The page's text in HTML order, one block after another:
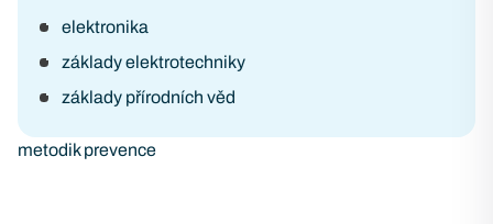
elektronika
základy elektrotechniky
základy přírodních věd
metodik prevence